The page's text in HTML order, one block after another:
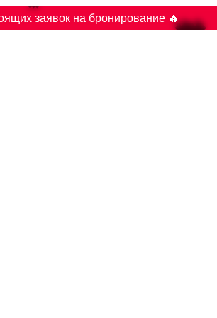
заявок на бронирование 🔥